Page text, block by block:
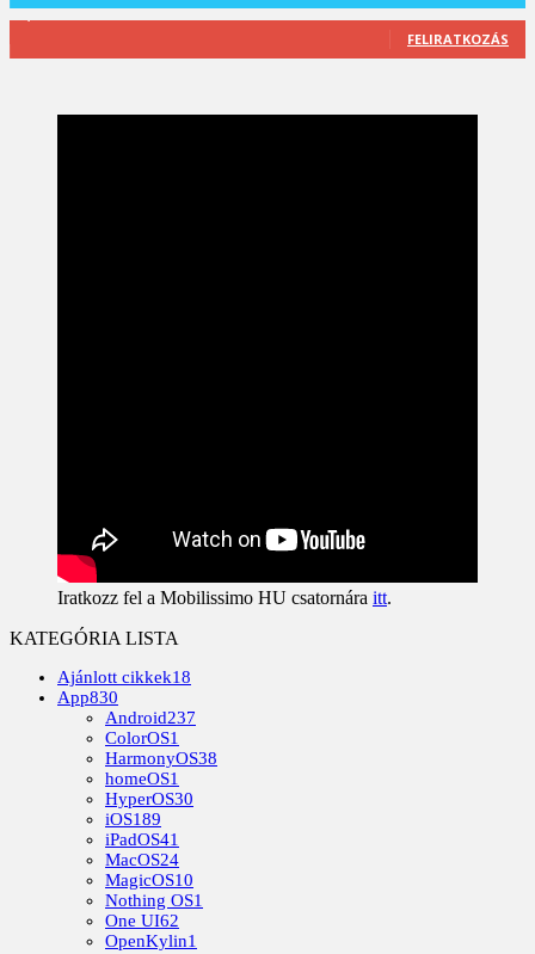
FELIRATKOZÁS
Iratkozz fel a Mobilissimo HU csatornára itt.
KATEGÓRIA LISTA
Ajánlott cikkek18
App830
Android237
ColorOS1
HarmonyOS38
homeOS1
HyperOS30
iOS189
iPadOS41
MacOS24
MagicOS10
Nothing OS1
One UI62
OpenKylin1